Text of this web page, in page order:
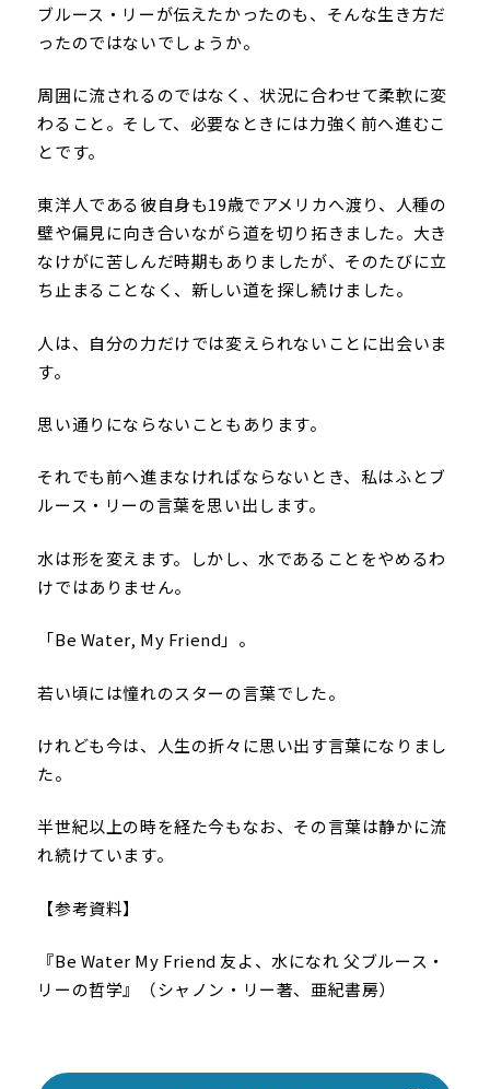
ブルース・リーが伝えたかったのも、そんな生き方だ
ったのではないでしょうか。
周囲に流されるのではなく、状況に合わせて柔軟に変
わること。そして、必要なときには力強く前へ進むこ
とです。
東洋人である彼自身も19歳でアメリカへ渡り、人種の
壁や偏見に向き合いながら道を切り拓きました。大き
なけがに苦しんだ時期もありましたが、そのたびに立
ち止まることなく、新しい道を探し続けました。
人は、自分の力だけでは変えられないことに出会いま
す。
思い通りにならないこともあります。
それでも前へ進まなければならないとき、私はふとブ
ルース・リーの言葉を思い出します。
水は形を変えます。しかし、水であることをやめるわ
けではありません。
「Be Water, My Friend」。
若い頃には憧れのスターの言葉でした。
けれども今は、人生の折々に思い出す言葉になりまし
た。
半世紀以上の時を経た今もなお、その言葉は静かに流
れ続けています。
【参考資料】
『Be Water My Friend 友よ、水になれ 父ブルース・
リーの哲学』（シャノン・リー著、亜紀書房）